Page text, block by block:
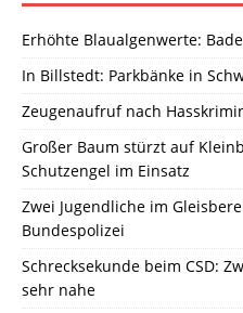
Erhöhte Blaualgenwerte:
In Billstedt: Parkbänke in
Zeugenaufruf nach
Großer Baum stürzt auf
Schutzengel im Einsatz
Zwei Jugendliche im
Bundespolizei
Schrecksekunde beim CSD:
sehr nahe